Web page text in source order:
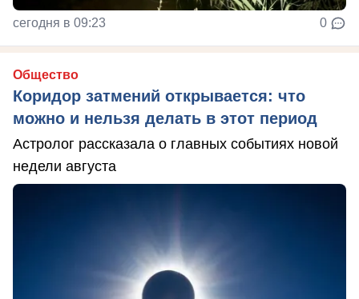
сегодня в 09:23 0
Общество
Коридор затмений открывается: что
можно и нельзя делать в этот период
Астролог рассказала о главных событиях новой
недели августа